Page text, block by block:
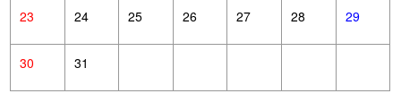
23 24 25 26 27 28 29
30 31